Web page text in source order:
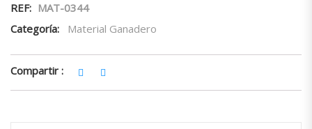
REF: MAT-0344
Categoría:
Material Ganadero
Compartir :